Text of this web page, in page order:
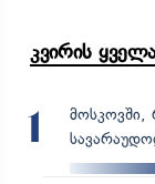
კვირის
1
მოსკოვში,